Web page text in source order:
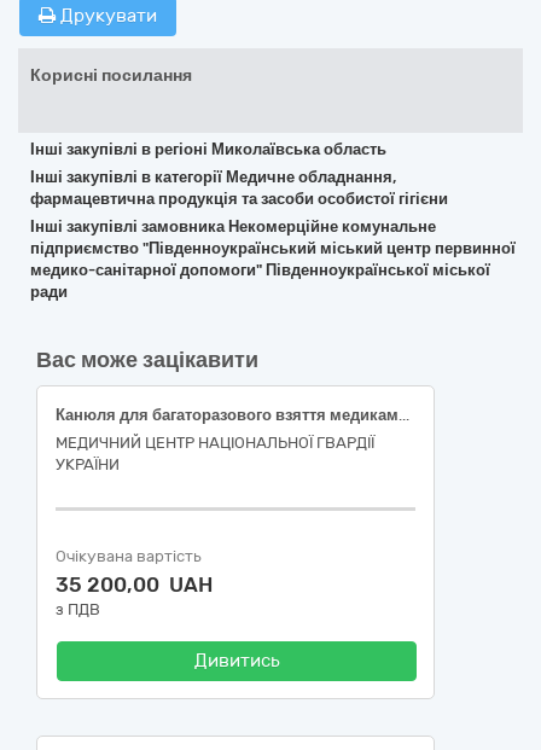
Друкувати
Корисні посилання
Інші закупівлі в регіоні Миколаївська область
Інші закупівлі в категорії Медичне обладнання,
фармацевтична продукція та засоби особистої гігієни
Інші закупівлі замовника Некомерційне комунальне
підприємство "Південноукраїнський міський центр первинної
медико-санітарної допомоги" Південноукраїнської міської
ради
Вас може зацікавити
Канюля для багаторазового взяття медикаментів з антибактеріальним фільтром для фільтрації повітря та фільтром тонкої очистки розчину (червона)
МЕДИЧНИЙ ЦЕНТР НАЦІОНАЛЬНОЇ ГВАРДІЇ
УКРАЇНИ
Очікувана вартість
35 200,00 UAH
з ПДВ
Дивитись